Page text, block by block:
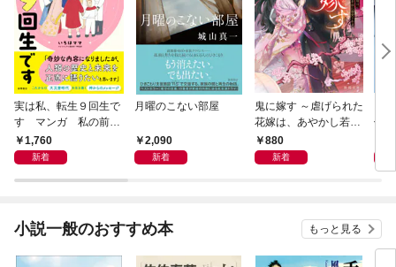
実は私、転生９回生で
す マンガ 私の前世
物語1,760
新着
月曜のこない部屋
2,090
新着
鬼に嫁す ～虐げられた
花嫁は、あやかし若頭
に溺愛される～
880
新着
件
小説一般のおすすめ本 もっと見る